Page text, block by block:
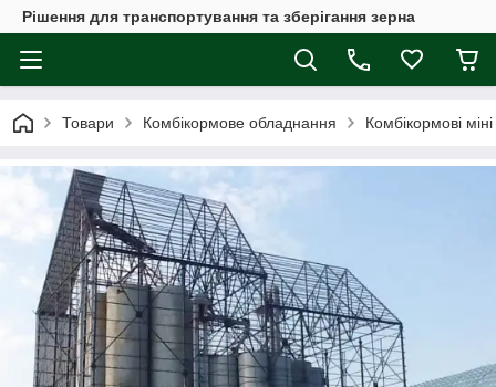
Рішення для транспортування та зберігання зерна
Товари Комбікормове обладнання Комбікормові